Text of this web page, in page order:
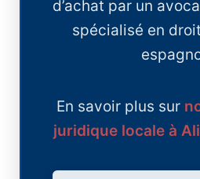
d’achat par un
spécialisé en
En savoir plus sur
juridique locale à